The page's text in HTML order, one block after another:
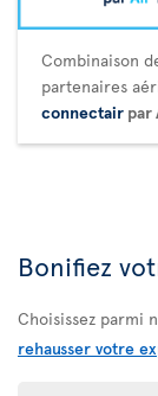
Combinaison
partenaires
connectair par
Bonifiez
Choisissez parmi
rehausser votre